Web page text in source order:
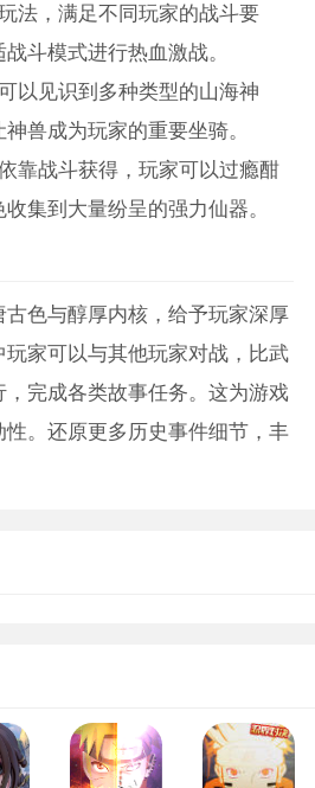
法，满足不同玩家的战斗要
斗模式进行热血激战。
以见识到多种类型的山海神
兽成为玩家的重要坐骑。
靠战斗获得，玩家可以过瘾酣
集到大量纷呈的强力仙器。
色与醇厚内核，给予玩家深厚
家可以与其他玩家对战，比武
完成各类故事任务。这为游戏
。还原更多历史事件细节，丰